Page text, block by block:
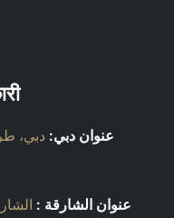
عنوان دبي: دبي،
عنوان الشارقة :